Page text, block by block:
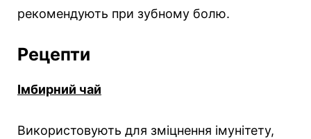
рекомендують при зубному болю.
Рецепти
Імбирний чай
Використовують для зміцнення імунітету,